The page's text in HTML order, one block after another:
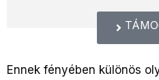
Ennek fényében különös